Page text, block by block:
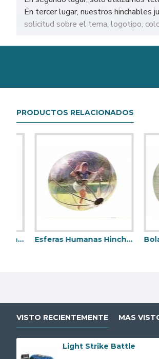
En tercer lugar, nuestros hinchables
solicitud sobre el tema, logotipo,
Venta de light strike battle en todo
Nuestra combinación de seguridad,
PRODUCTOS RELACIONADOS
Esferas Humanas Hinchables
Futbolin Humano
VISTO RECIENTEMENTE MAS
Light Strike Battle